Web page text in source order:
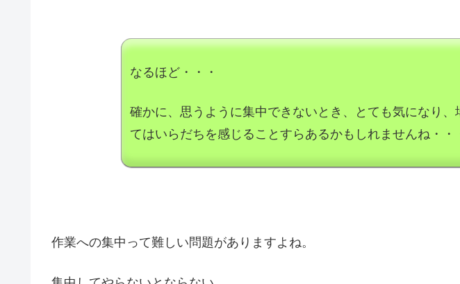
なるほど・・・
確かに、思うように集中できないとき、とても気になり、
てはいらだちを感じることすらあるかもしれませんね・・
作業への集中って難しい問題がありますよね。